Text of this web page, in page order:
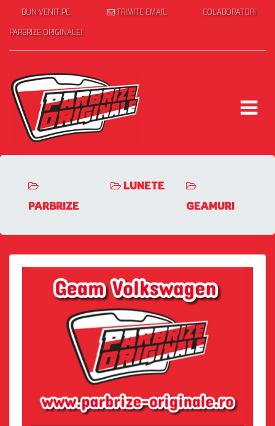
BUN VENIT PE
PARBRIZE ORIGINALE!
TRIMITE EMAIL COLABORATORI
PARBRIZE
LUNETE
GEAMURI